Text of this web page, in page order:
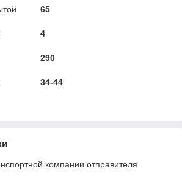
65
4
290
34-44
компании отправителя